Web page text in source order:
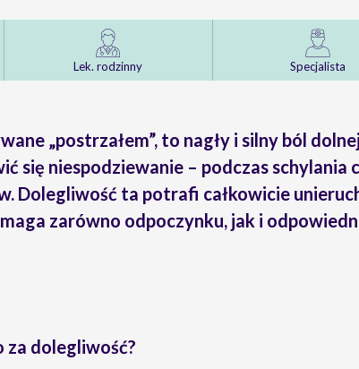
Lek. rodzinny Specjalista
„postrzałem”, to nagły i silny ból
się niespodziewanie – podczas schylania
Dolegliwość ta potrafi całkowicie
zarówno odpoczynku, jak i
za dolegliwość?